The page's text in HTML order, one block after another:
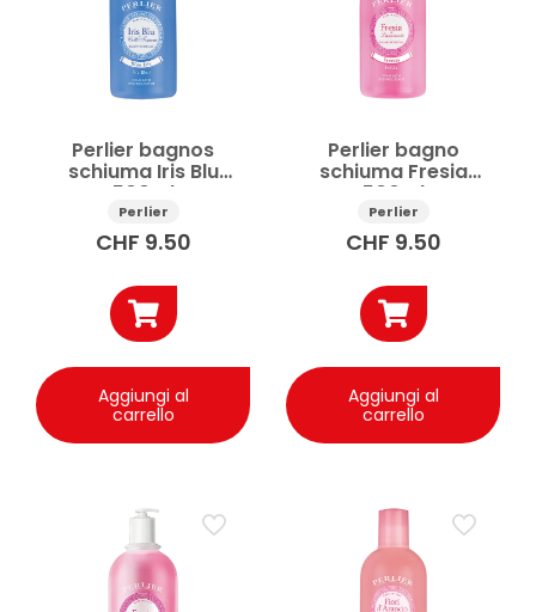
Perlier bagnos
schiuma Iris Blu
500ml
Perlier
CHF 9.50
Aggiungi al
carrello
Perlier bagno
schiuma Fresia
500ml
Perlier
CHF 9.50
Aggiungi al
carrello